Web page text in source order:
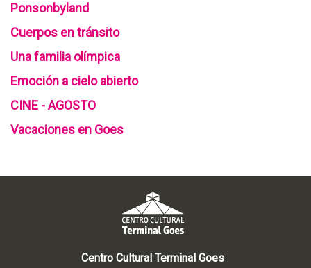
Ponsonbyland
Cuerpos en tránsito
Una familia olímpica
Emoción a cielo abierto
CINE - AGOSTO
Vacaciones en Goes
Centro Cultural Terminal Goes